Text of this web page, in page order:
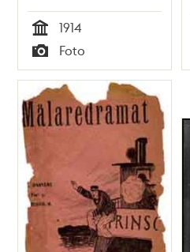
Tid
1914
Typ
Foto